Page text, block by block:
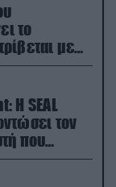
το
με
Η SEAL
τον
που
F-15